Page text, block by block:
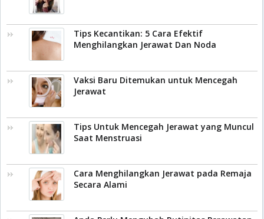
Tips Kecantikan: 5 Cara Efektif
Menghilangkan Jerawat Dan Noda
Vaksi Baru Ditemukan untuk Mencegah
Jerawat
Tips Untuk Mencegah Jerawat yang Muncul
Saat Menstruasi
Cara Menghilangkan Jerawat pada Remaja
Secara Alami